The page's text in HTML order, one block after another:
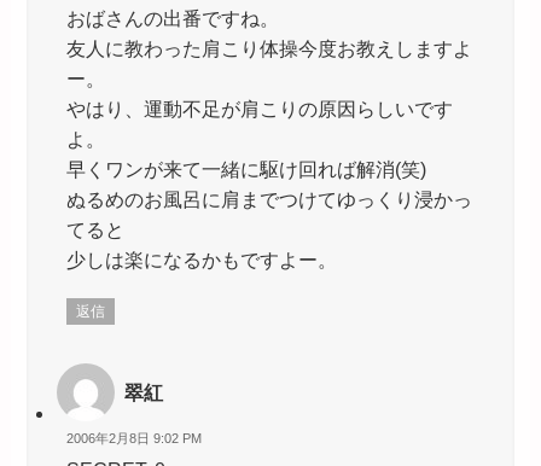
おばさんの出番ですね。
友人に教わった肩こり体操今度お教えしますよ
ー。
やはり、運動不足が肩こりの原因らしいです
よ。
早くワンが来て一緒に駆け回れば解消(笑)
ぬるめのお風呂に肩までつけてゆっくり浸かっ
てると
少しは楽になるかもですよー。
返信
翠紅
2006年2月8日 9:02 PM